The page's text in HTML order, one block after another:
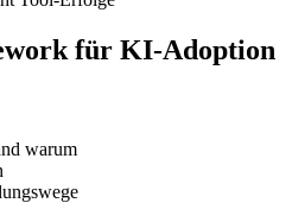
für KI-Adoption
warum